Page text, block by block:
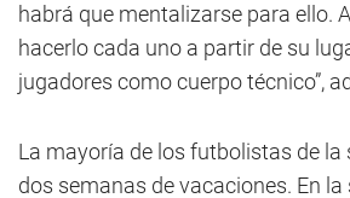
habrá que mentalizarse para ello.
hacerlo cada uno a partir de su
jugadores como cuerpo técnico”,
La mayoría de los futbolistas de la
dos semanas de vacaciones. En